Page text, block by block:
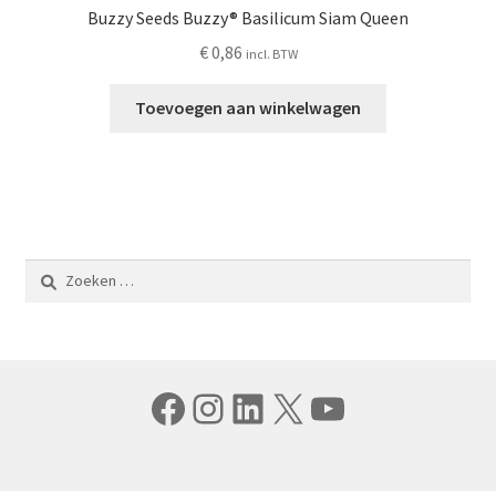
Buzzy Seeds Buzzy® Basilicum Siam Queen
€0,86 incl. BTW
Toevoegen aan winkelwagen
Zoeken
naar:
Facebook
Instagram
LinkedIn
X YouTube